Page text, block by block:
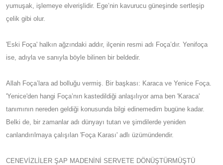
yumuşak, işlemeye elverişlidir. Ege’nin kavurucu güneşinde sertleşip
çelik gibi olur.
'Eski Foça' halkın ağzındaki addır, ilçenin resmi adı Foça’dır. Yenifoça
ise, adıyla ve sanıyla böyle bilinen bir beldedir.
Allah Foça’lara ad bolluğu vermiş. Bir başkası: Karaca ve Yenice Foça.
'Yenice'den hangi Foça’nın kastedildiği anlaşılıyor ama ben 'Karaca'
tanımının nereden geldiği konusunda bilgi edinemedim bugüne kadar.
Belki de, bir zamanlar adı dünyayı tutan ve şimdilerde yeniden
canlandırılmaya çalışılan 'Foça Karası' adlı üzümündendir.
CENEVİZLİLER ŞAP MADENİNİ SERVETE DÖNÜŞTÜRMÜŞTÜ